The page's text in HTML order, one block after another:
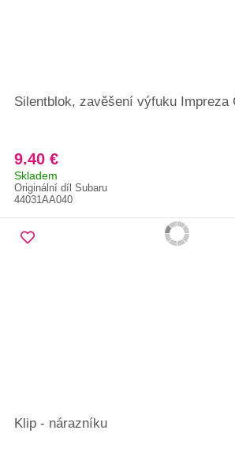
Silentblok, zavěšení výfuku Impreza
9.40 €
Skladem
Originální díl Subaru
44031AA040
Klip - nárazníku